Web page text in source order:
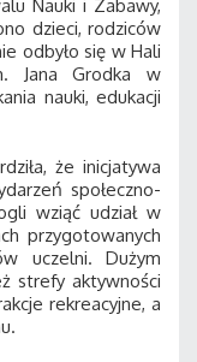
Nauki i Zabawy,
dzieci, rodziców
odbyło się w Hali
Jana Grodka w
nauki, edukacji
że inicjatywa
społeczno-
wziąć udział w
przygotowanych
uczelni. Dużym
strefy aktywności
rekreacyjne, a